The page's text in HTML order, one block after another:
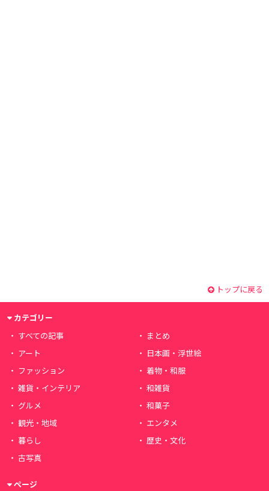
トップに戻る
カテゴリー
すべての記事
まとめ
アート
日本画・浮世絵
ファッション
着物・和服
雑貨・インテリア
和雑貨
グルメ
和菓子
観光・地域
エンタメ
暮らし
歴史・文化
古写真
ページ